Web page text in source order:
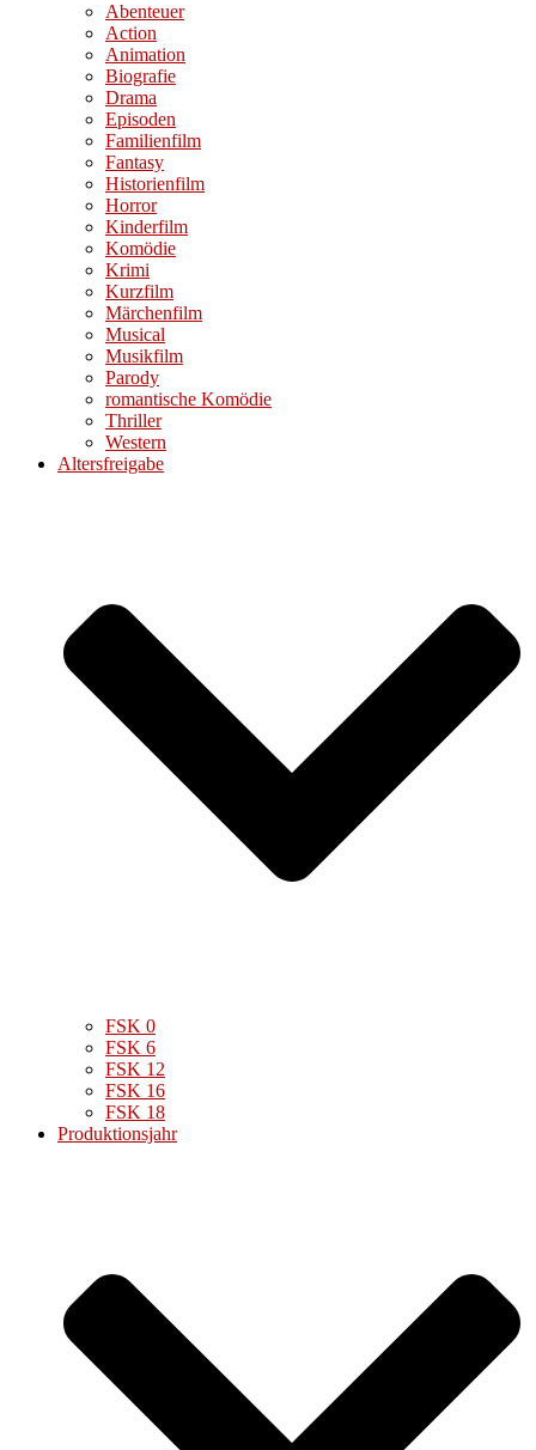
Abenteuer
Action
Animation
Biografie
Drama
Episoden
Familienfilm
Fantasy
Historienfilm
Horror
Kinderfilm
Komödie
Krimi
Kurzfilm
Märchenfilm
Musical
Musikfilm
Parody
romantische Komödie
Thriller
Western
Altersfreigabe
FSK 0
FSK 6
FSK 12
FSK 16
FSK 18
Produktionsjahr